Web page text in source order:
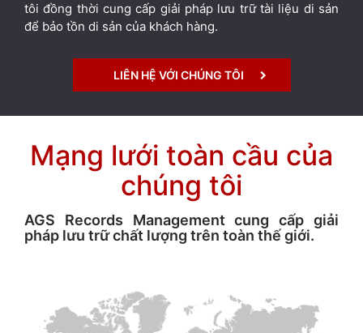
tôi đồng thời cung cấp giải pháp lưu trữ tài liệu di sản
để bảo tồn di sản của khách hàng.
LIÊN HỆ VỚI CHÚNG TÔI
Mạng lưới toàn cầu của
chúng tôi
AGS Records Management cung cấp giải
pháp lưu trữ chất lượng trên toàn thế giới.